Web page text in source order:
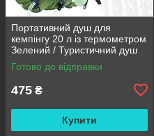
Портативний душ для
кемпінгу 20 л із термометром
Зелений / Туристичний душ
переносний з лійкою /
Польовий душ сумка
Готово до відправки
475 ₴
Купити